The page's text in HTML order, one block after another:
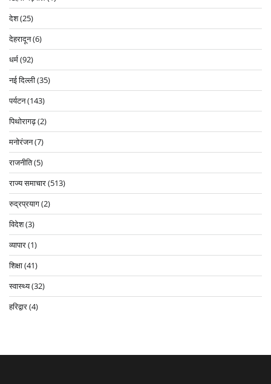
देश(25)
देहरादून(6)
धर्म(92)
नई दिल्ली(35)
पर्यटन(143)
पिथोरागढ़(2)
मनोरंजन(7)
राजनीति(5)
राज्य समाचार(513)
रुद्रप्रयाग(2)
विदेश(3)
व्यापार(1)
शिक्षा(41)
स्वास्थ्य(32)
हरिद्वार(4)